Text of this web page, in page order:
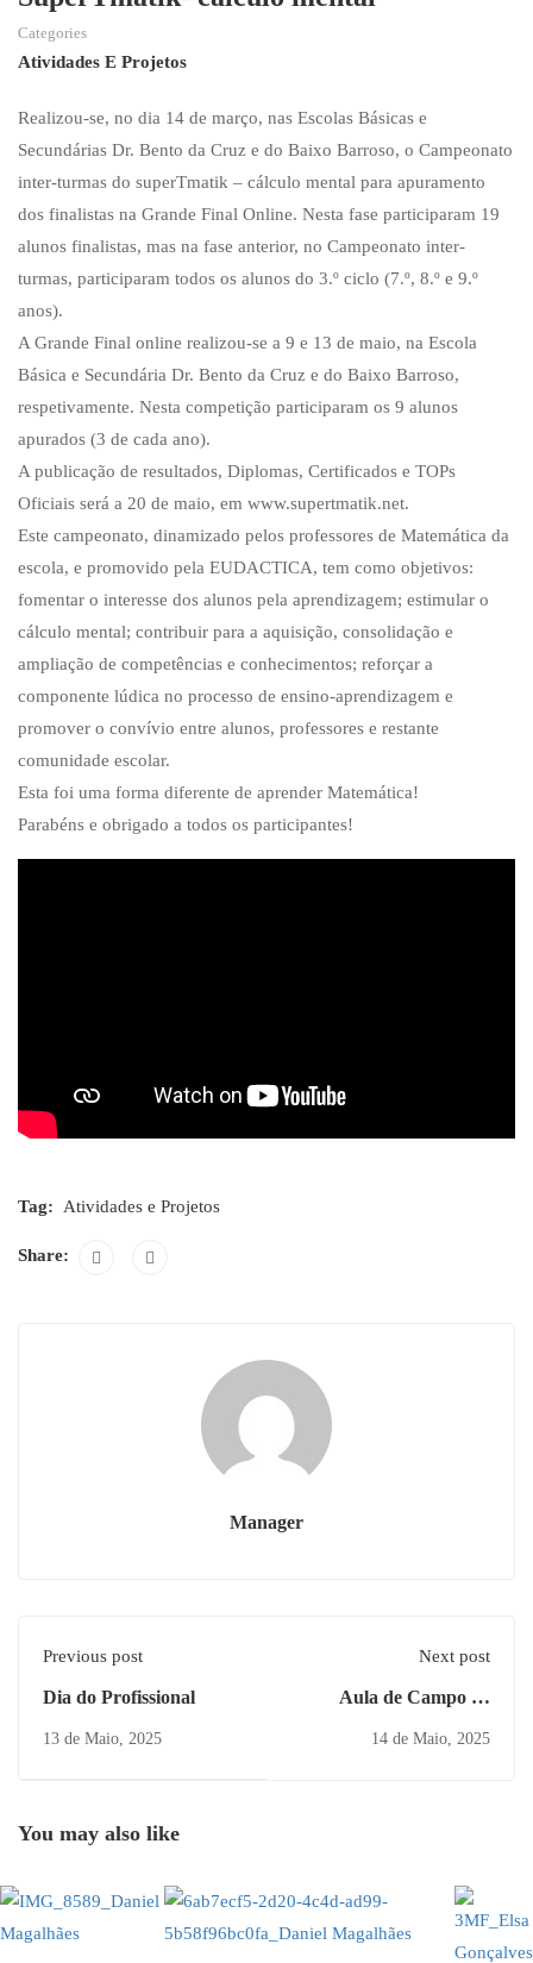
Categories
Atividades E Projetos
Realizou-se, no dia 14 de março, nas Escolas Básicas e
Secundárias Dr. Bento da Cruz e do Baixo Barroso, o Campeonato
inter-turmas do superTmatik – cálculo mental para apuramento
dos finalistas na Grande Final Online. Nesta fase participaram 19
alunos finalistas, mas na fase anterior, no Campeonato inter-
turmas, participaram todos os alunos do 3.º ciclo (7.º, 8.º e 9.º
anos).
A Grande Final online realizou-se a 9 e 13 de maio, na Escola
Básica e Secundária Dr. Bento da Cruz e do Baixo Barroso,
respetivamente. Nesta competição participaram os 9 alunos
apurados (3 de cada ano).
A publicação de resultados, Diplomas, Certificados e TOPs
Oficiais será a 20 de maio, em www.supertmatik.net.
Este campeonato, dinamizado pelos professores de Matemática da
escola, e promovido pela EUDACTICA, tem como objetivos:
fomentar o interesse dos alunos pela aprendizagem; estimular o
cálculo mental; contribuir para a aquisição, consolidação e
ampliação de competências e conhecimentos; reforçar a
componente lúdica no processo de ensino-aprendizagem e
promover o convívio entre alunos, professores e restante
comunidade escolar.
Esta foi uma forma diferente de aprender Matemática!
Parabéns e obrigado a todos os participantes!
Tag: Atividades e Projetos
Share:
Manager
Previous post
Dia do Profissional
13 de Maio, 2025
Next post
Aula de Campo de
14 de Maio, 2025
You may also like